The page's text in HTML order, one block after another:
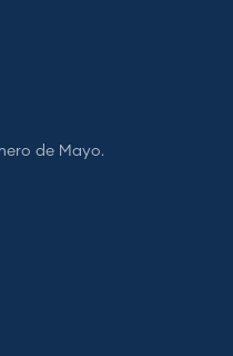
de Mayo.